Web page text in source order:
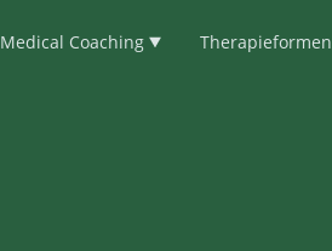
Medical Coaching Therapieformen